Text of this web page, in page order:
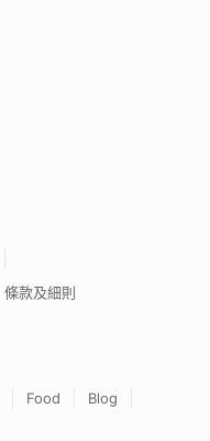
條款及細則
Food
Blog